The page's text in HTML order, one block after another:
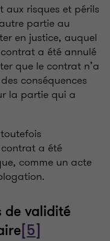
aux risques et périls
partie au
en justice, auquel
a été annulé
que le contrat n’a
conséquences
la partie qui a
contrat a été
comme un acte
de validité
[5]